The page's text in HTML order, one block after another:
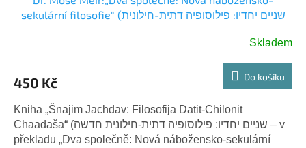
sekulární filosofie" (שניים יחדיו: פילוסופיה דתית-חילונית
Skladem
450 Kč Do košíku
Kniha „Šnajim Jachdav: Filosofija Datit-Chilonit
Chaadaša“ (שניים יחדיו: פילוסופיה דתית-חילונית חדשה – v
překladu „Dva společně: Nová nábožensko-sekulární